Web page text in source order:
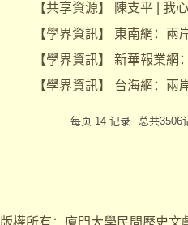
【共享資源】
陳支平 | 我
【學界資訊】 東南網：兩
【學界資訊】 新華報業網
【學界資訊】 台海網：兩
每页 14 记录 总共3506
版權所有：廈門大學民間歷史